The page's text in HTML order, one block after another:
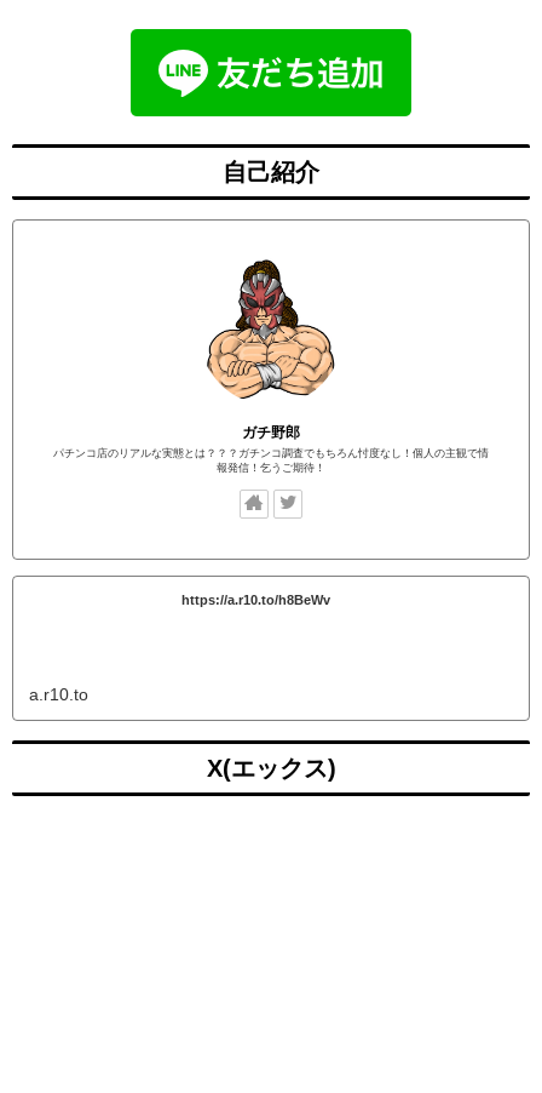
自己紹介
ガチ野郎
パチンコ店のリアルな実態とは？？？ガチンコ調査でもちろん忖度なし！個人の主観で情
報発信！乞うご期待！
https://a.r10.to/h8BeWv
a.r10.to
X(エックス)